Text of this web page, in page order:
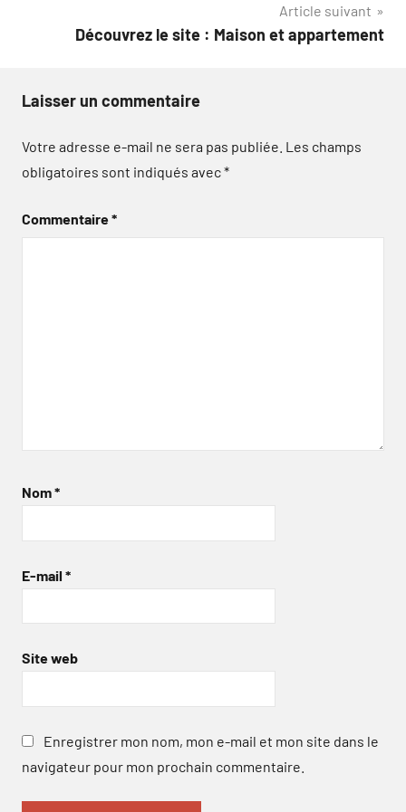
Article suivant
Découvrez le site : Maison et appartement
Laisser un commentaire
Votre adresse e-mail ne sera pas publiée. Les champs
obligatoires sont indiqués avec*
Commentaire*
Nom*
E-mail *
Site web
Enregistrer mon nom, mon e-mail et mon site dans le
navigateur pour mon prochain commentaire.